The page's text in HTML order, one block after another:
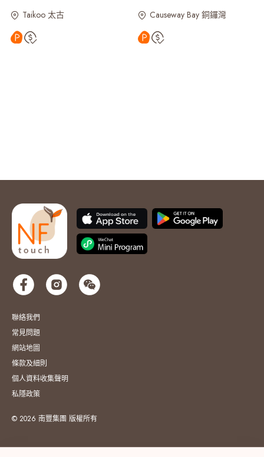
Taikoo 太古 Causeway Bay 銅鑼灣
聯絡我們
常見問題
網站地圖
條款及細則
個人資料收集聲明
私隱政策
© 2026 南豐集團 版權所有